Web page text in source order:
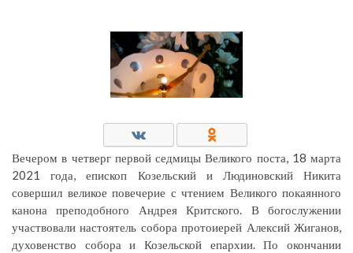
Вечером в четверг первой седмицы Великого поста, 18 марта
2021 года, епископ Козельский и Людиновский Никита
совершил великое повечерие с чтением Великого покаянного
канона преподобного Андрея Критского. В богослужении
участвовали настоятель собора протоиерей Алексий Жиганов,
духовенство собора и Козельской епархии. По окончании